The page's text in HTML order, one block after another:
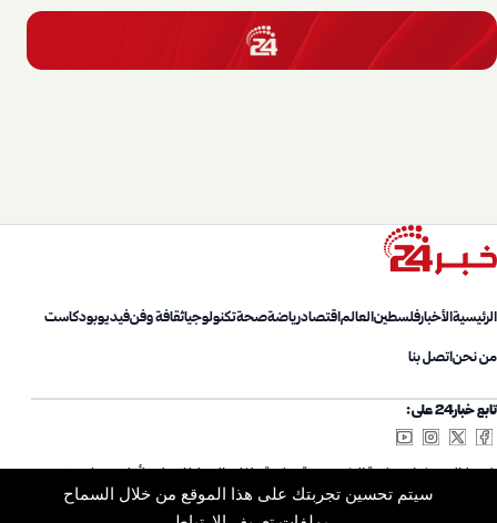
الرئيسيةالأخبارفلسطينالعالماقتصادرياضةصحةتكنولوجياثقافة وفنفيديوبودكاست
من نحناتصل بنا
تابع خبار24 على:
شروط الاستخدامسياسة الخصوصيةسياسة ملفات الارتباطاتصل بناأعلن معنامن نحن
سيتم تحسين تجربتك على هذا الموقع من خلال السماح